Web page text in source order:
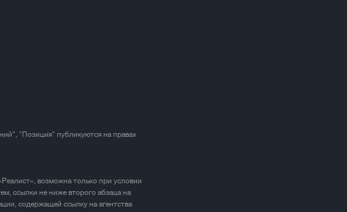
"Позиция" публикуются на правах
возможна только при условии
ссылки не ниже второго абзаца на
содержащей ссылку на агентства